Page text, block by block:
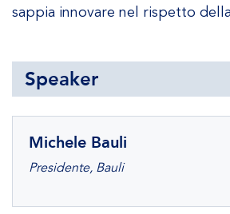
sappia innovare nel rispetto
Speaker
Michele Bauli
Presidente, Bauli